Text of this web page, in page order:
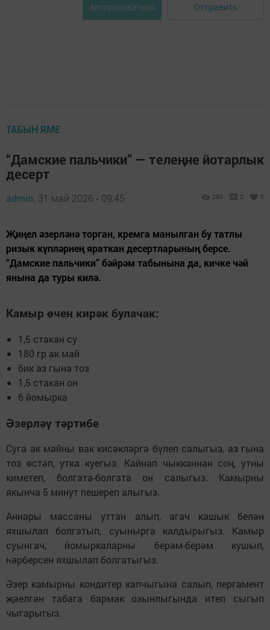
Авторизоваться Отправить
ТАБЫН ЯМЕ
“Дамские пальчики” — телеңне йотарлык
десерт
admin, 31 май 2026 - 09:45 293 0 0
Җиңел әзерләнә торган, кремга манылган бу татлы
ризык күпләрнең яраткан десертларының берсе.
“Дамские пальчики” бәйрәм табынына да, кичке чәй
янына да туры килә.
Камыр өчен кирәк булачак:
1,5 стакан су
180 гр ак май
бик аз гына тоз
1,5 стакан он
6 йомырка
Әзерләү тәртибе
Суга ак майны вак кисәкләргә бүлеп салыгыз, аз гына
тоз өстәп, утка куегыз. Кайнап чыкканнан соң, утны
киметеп, болгата-болгата он салыгыз. Камырны
якынча 5 минут пешереп алыгыз.
Аннары массаны уттан алып, агач кашык белән
яхшылап болгатып, суынырга калдырыгыз. Камыр
суынгач, йомыркаларны берәм-берәм кушып,
һәрберсен яхшылап болгатыгыз.
Әзер камырны кондитер капчыгына салып, пергамент
җәелгән табага бармак озынлыгында итеп сыгып
чыгарыгыз.